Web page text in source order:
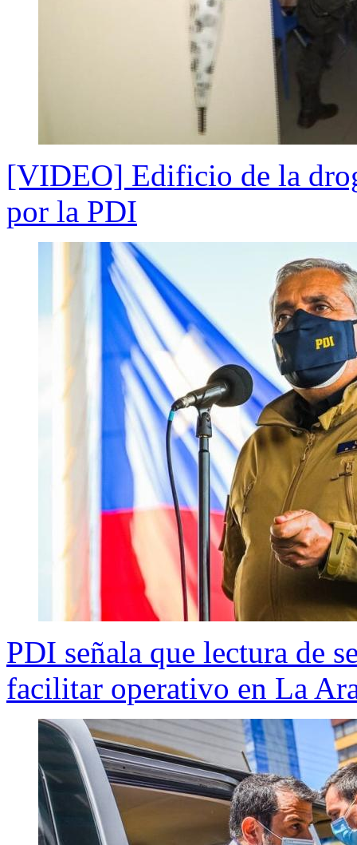
[VIDEO] Edificio de la
por la PDI
PDI señala que lectura de
facilitar operativo en La